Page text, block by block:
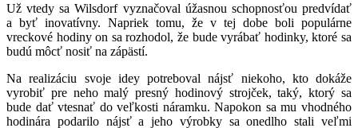
Už vtedy sa Wilsdorf vyznačoval úžasnou schopnosťou predvídať
a byť inovatívny. Napriek tomu, že v tej dobe boli populárne
vreckové hodiny on sa rozhodol, že bude vyrábať hodinky, ktoré sa
budú môcť nosiť na zápästí.
Na realizáciu svoje idey potreboval nájsť niekoho, kto dokáže
vyrobiť pre neho malý presný hodinový strojček, taký, ktorý sa
bude dať vtesnať do veľkosti náramku. Napokon sa mu vhodného
hodinára podarilo nájsť a jeho výrobky sa onedlho stali veľmi